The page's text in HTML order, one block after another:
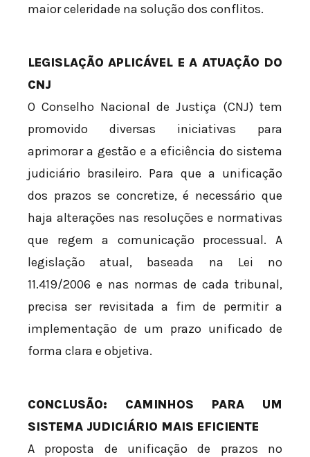
maior celeridade na solução dos conflitos.
LEGISLAÇÃO APLICÁVEL E A ATUAÇÃO DO
CNJ
O Conselho Nacional de Justiça (CNJ) tem
promovido diversas iniciativas para
aprimorar a gestão e a eficiência do sistema
judiciário brasileiro. Para que a unificação
dos prazos se concretize, é necessário que
haja alterações nas resoluções e normativas
que regem a comunicação processual. A
legislação atual, baseada na Lei nº
11.419/2006 e nas normas de cada tribunal,
precisa ser revisitada a fim de permitir a
implementação de um prazo unificado de
forma clara e objetiva.
CONCLUSÃO: CAMINHOS PARA UM
SISTEMA JUDICIÁRIO MAIS EFICIENTE
A proposta de unificação de prazos no